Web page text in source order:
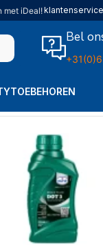
met iDeal!klantenservice
Bel
TOEBEHOREN
Resultaat 1–24